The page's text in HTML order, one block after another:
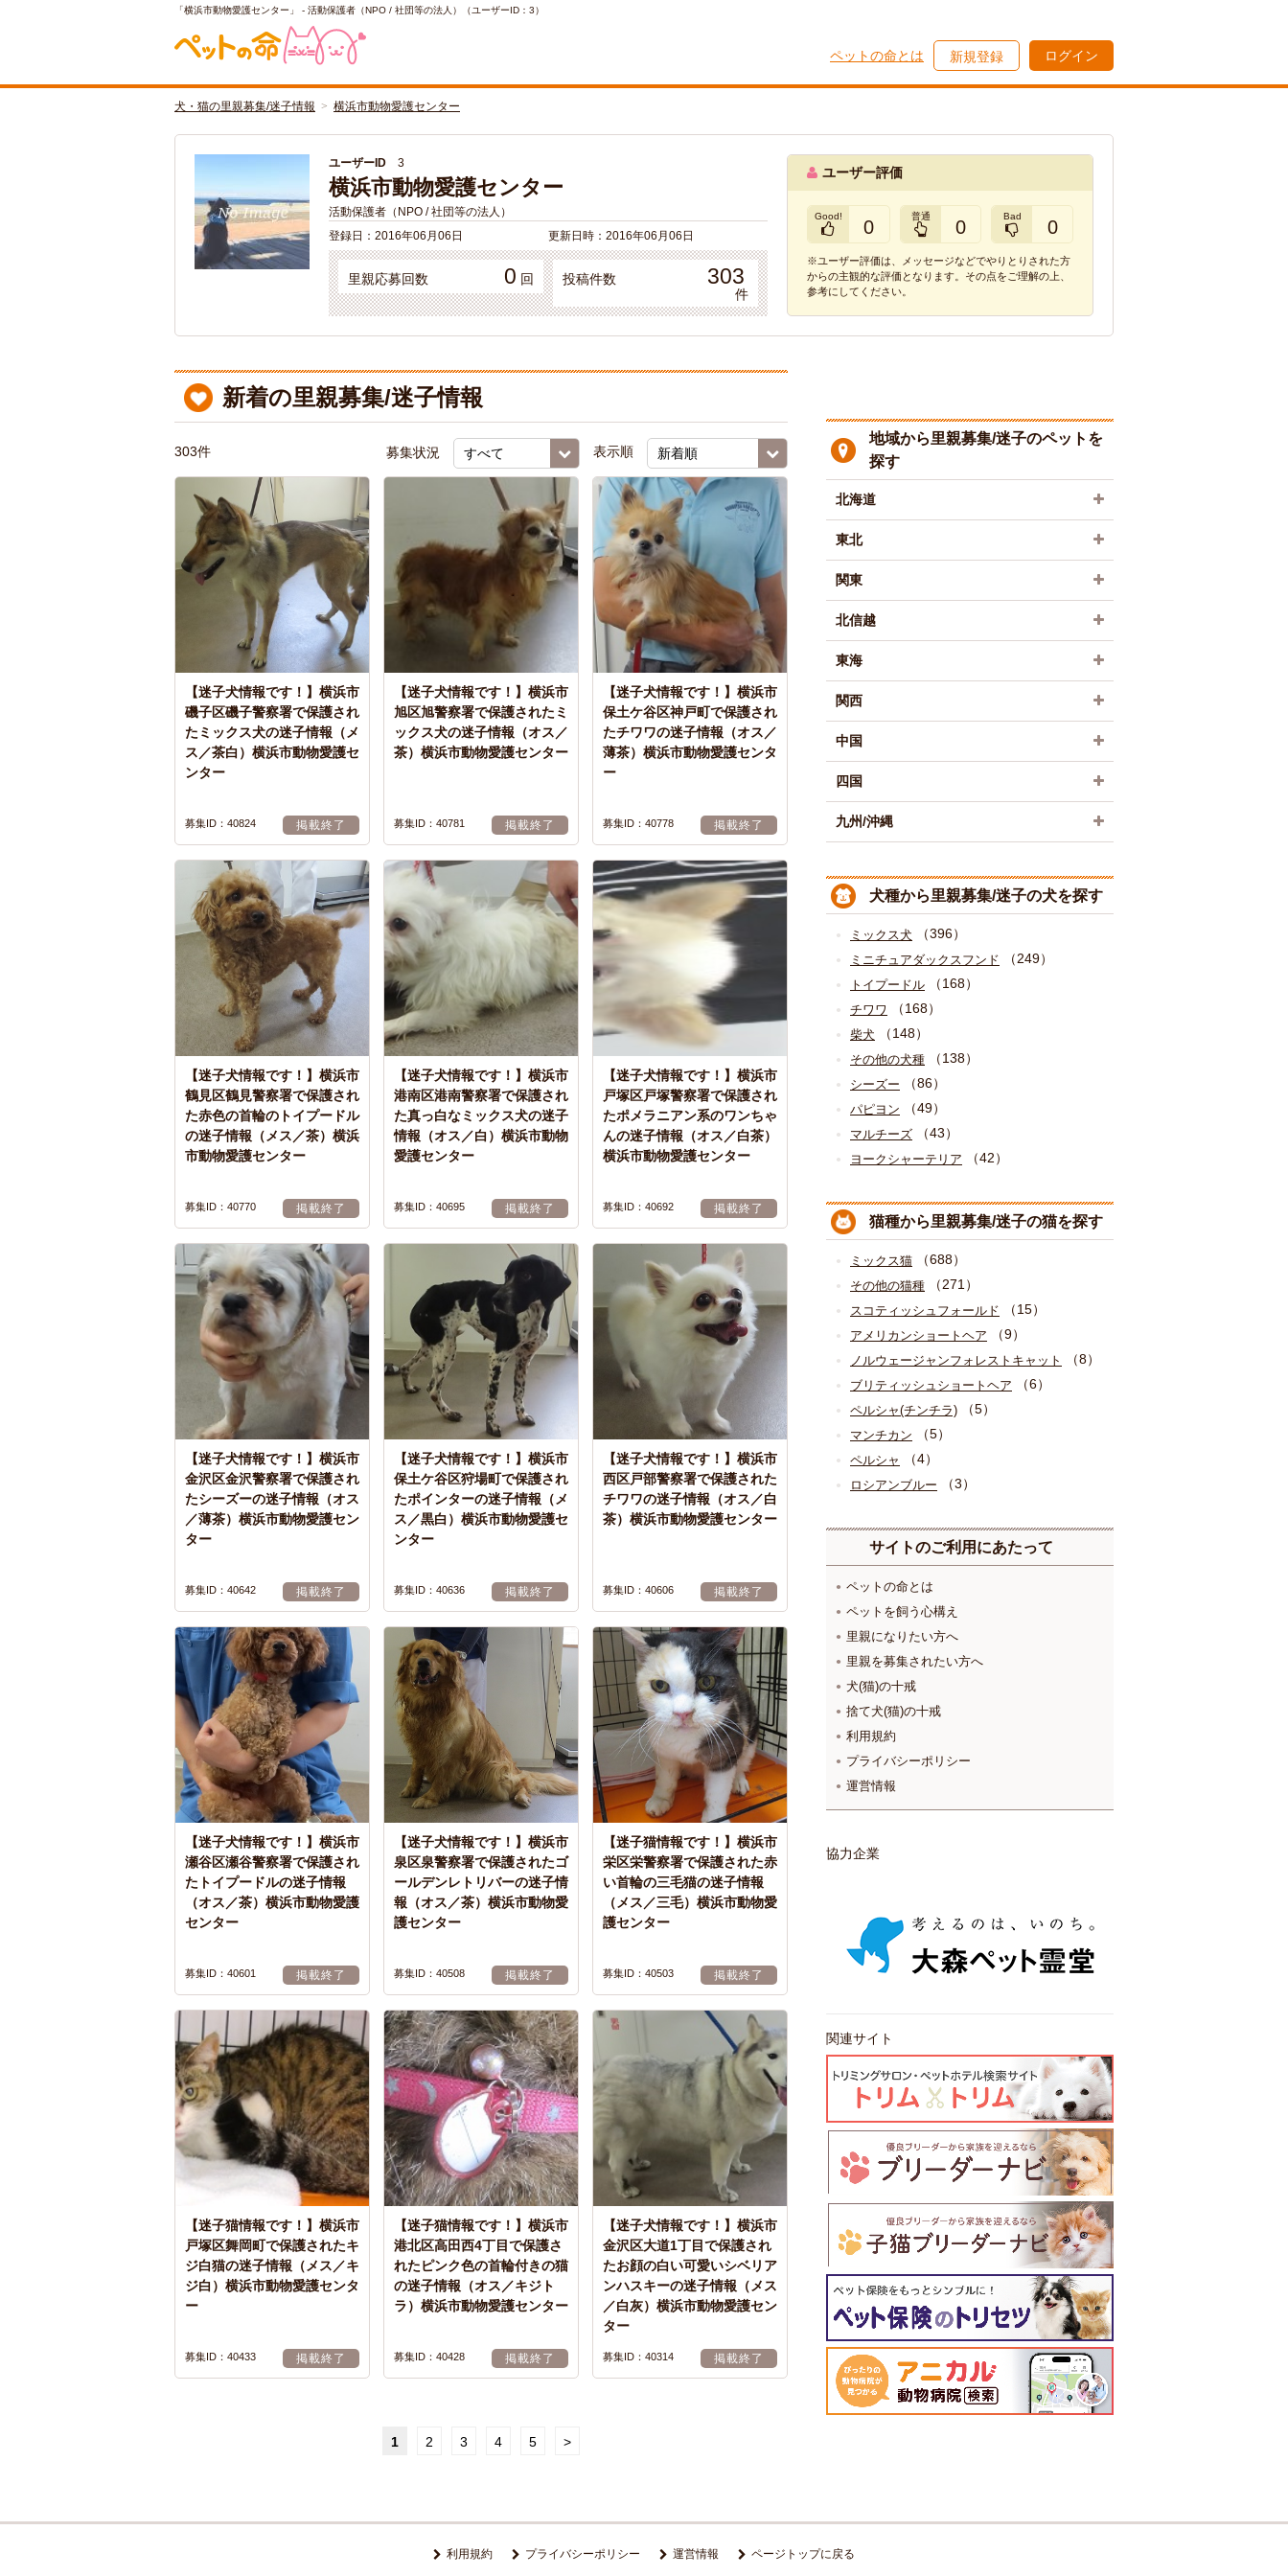
「横浜市動物愛護センター」 - 活動保護者（NPO / 社団等の法人）（ユーザーID：3）
ペットの命とは 新規登録 ログイン
犬・猫の里親募集/迷子情報 横浜市動物愛護センター
ユーザーID 3
横浜市動物愛護センター
活動保護者（NPO / 社団等の法人）
登録日： 2016年06月06日 更新日時： 2016年06月06日
里親応募回数 0 回 投稿件数 303
件
ユーザー評価
Good!
0
普通
0
Bad
0
※ユーザー評価は、メッセージなどでやりとりされた方
からの主観的な評価となります。その点をご理解の上、
参考にしてください。
新着の里親募集/迷子情報
303件 募集状況 表示順
【迷子犬情報です！】横浜市
磯子区磯子警察署で保護され
たミックス犬の迷子情報（メ
ス／茶白）横浜市動物愛護セ
ンター
募集ID：40824 掲載終了
【迷子犬情報です！】横浜市
旭区旭警察署で保護されたミ
ックス犬の迷子情報（オス／
茶）横浜市動物愛護センター
募集ID：40781 掲載終了
【迷子犬情報です！】横浜市
保土ケ谷区神戸町で保護され
たチワワの迷子情報（オス／
薄茶）横浜市動物愛護センタ
ー
募集ID：40778 掲載終了
【迷子犬情報です！】横浜市
鶴見区鶴見警察署で保護され
た赤色の首輪のトイプードル
の迷子情報（メス／茶）横浜
市動物愛護センター
募集ID：40770 掲載終了
【迷子犬情報です！】横浜市
港南区港南警察署で保護され
た真っ白なミックス犬の迷子
情報（オス／白）横浜市動物
愛護センター
募集ID：40695 掲載終了
【迷子犬情報です！】横浜市
戸塚区戸塚警察署で保護され
たポメラニアン系のワンちゃ
んの迷子情報（オス／白茶）
横浜市動物愛護センター
募集ID：40692 掲載終了
【迷子犬情報です！】横浜市
金沢区金沢警察署で保護され
たシーズーの迷子情報（オス
／薄茶）横浜市動物愛護セン
ター
募集ID：40642 掲載終了
【迷子犬情報です！】横浜市
保土ケ谷区狩場町で保護され
たポインターの迷子情報（メ
ス／黒白）横浜市動物愛護セ
ンター
募集ID：40636 掲載終了
【迷子犬情報です！】横浜市
西区戸部警察署で保護された
チワワの迷子情報（オス／白
茶）横浜市動物愛護センター
募集ID：40606 掲載終了
【迷子犬情報です！】横浜市
瀬谷区瀬谷警察署で保護され
たトイプードルの迷子情報
（オス／茶）横浜市動物愛護
センター
募集ID：40601 掲載終了
【迷子犬情報です！】横浜市
泉区泉警察署で保護されたゴ
ールデンレトリバーの迷子情
報（オス／茶）横浜市動物愛
護センター
募集ID：40508 掲載終了
【迷子猫情報です！】横浜市
栄区栄警察署で保護された赤
い首輪の三毛猫の迷子情報
（メス／三毛）横浜市動物愛
護センター
募集ID：40503 掲載終了
【迷子猫情報です！】横浜市
戸塚区舞岡町で保護されたキ
ジ白猫の迷子情報（メス／キ
ジ白）横浜市動物愛護センタ
ー
募集ID：40433 掲載終了
【迷子猫情報です！】横浜市
港北区高田西4丁目で保護さ
れたピンク色の首輪付きの猫
の迷子情報（オス／キジト
ラ）横浜市動物愛護センター
募集ID：40428 掲載終了
【迷子犬情報です！】横浜市
金沢区大道1丁目で保護され
たお顔の白い可愛いシベリア
ンハスキーの迷子情報（メス
／白灰）横浜市動物愛護セン
ター
募集ID：40314 掲載終了
1 2 3 4 5 >
地域から里親募集/迷子のペットを
探す
北海道
東北
関東
北信越
東海
関西
中国
四国
九州/沖縄
犬種から里親募集/迷子の犬を探す
ミックス犬 （396）
ミニチュアダックスフンド （249）
トイプードル （168）
チワワ （168）
柴犬 （148）
その他の犬種 （138）
シーズー （86）
パピヨン （49）
マルチーズ （43）
ヨークシャーテリア （42）
猫種から里親募集/迷子の猫を探す
ミックス猫 （688）
その他の猫種 （271）
スコティッシュフォールド （15）
アメリカンショートヘア （9）
ノルウェージャンフォレストキャット （8）
ブリティッシュショートヘア （6）
ペルシャ(チンチラ) （5）
マンチカン （5）
ペルシャ （4）
ロシアンブルー （3）
サイトのご利用にあたって
ペットの命とは
ペットを飼う心構え
里親になりたい方へ
里親を募集されたい方へ
犬(猫)の十戒
捨て犬(猫)の十戒
利用規約
プライバシーポリシー
運営情報
協力企業
関連サイト
利用規約 プライバシーポリシー 運営情報 ページトップに戻る